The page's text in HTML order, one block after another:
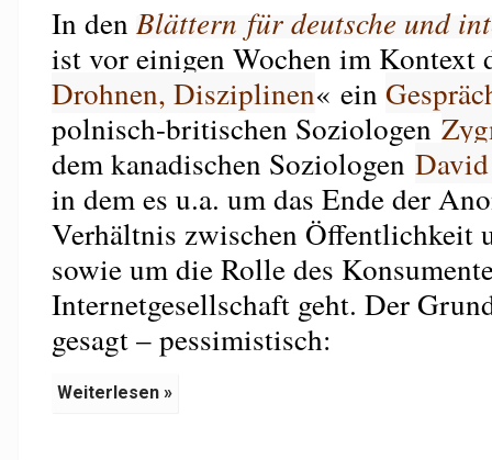
In denBlättern für deutsche und
ist vor einigen Wochen im Kontext
Drohnen, Disziplinen« ein
polnisch-britischen Soziologen
dem kanadischen Soziologen
in dem es u.a. um das Ende der
Verhältnis zwischen Öffentlichkeit
sowie um die Rolle des
Internetgesellschaft geht. Der
gesagt – pessimistisch:
Weiterlesen »